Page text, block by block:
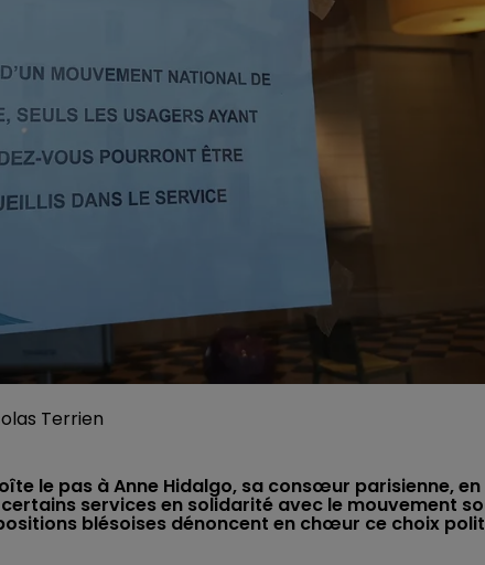
Terrien
le pas à Anne Hidalgo, sa consœur parisienne,
services en solidarité avec le mouvement
blésoises dénoncent en chœur ce choix